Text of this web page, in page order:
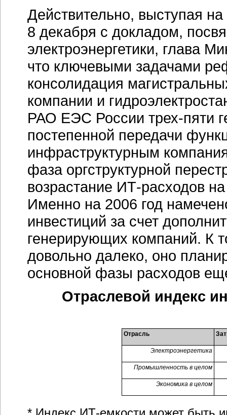
Действительно, выступая
8 декабря с докладом,
электроэнергетики, глава
что ключевыми задачами
консолидация
компании и
РАО ЕЭС России трех-пяти
постепенной передачи
инфраструктурным
фаза оргструктурной
возрастание ИТ-расходов
Именно на 2006 год
инвестиций за счет
генерирующих компаний. К
довольно далеко, оно
основной фазы расходов
Отраслевой индекс
Отрасль
Электроэнергетика
Промышленность в целом
Экономика в целом